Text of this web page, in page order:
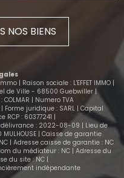
NOS BIENS
| Raison sociale : L'EFFET IMMO |
de Ville - 68500 Guebwiller |
| Numero TVA
juridique : SARL | Capital
RCP : 60377241 |
délivrance : 2022-08-09 | Lieu de
| Caisse de garantie
| Adresse caisse de garantie : NC
du médiateur : NC | Adresse du
du site : NC |
indépendante